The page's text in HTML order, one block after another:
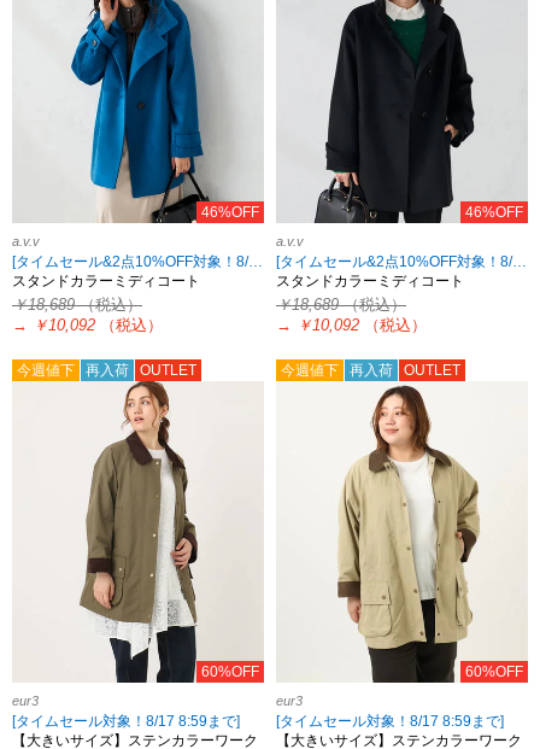
46%OFF
a.v.v
[タイムセール&2点10%OFF対象！8/17 8:59まで]
スタンドカラーミディコート
￥18,689（税込）
→
￥10,092 （税込）
46%OFF
a.v.v
[タイムセール&2点10%OFF対象！8/17 8:59まで]
スタンドカラーミディコート
￥18,689（税込）
→
￥10,092 （税込）
今週値下 再入荷 OUTLET
60%OFF
eur3
[タイムセール対象！8/17 8:59まで]
【大きいサイズ】ステンカラーワーク
今週値下 再入荷 OUTLET
60%OFF
eur3
[タイムセール対象！8/17 8:59まで]
【大きいサイズ】ステンカラーワーク